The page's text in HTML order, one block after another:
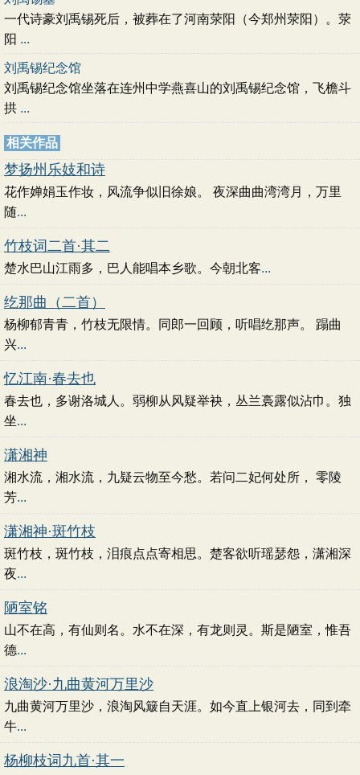
一代诗豪刘禹锡死后，被葬在了河南荥阳（今郑州荥阳）。荥
阳 ...
刘禹锡纪念馆
刘禹锡纪念馆坐落在连州中学燕喜山的刘禹锡纪念馆，飞檐斗
拱 ...
相关作品
梦扬州乐妓和诗
花作婵娟玉作妆，风流争似旧徐娘。 夜深曲曲湾湾月，万里
随...
竹枝词二首·其二
楚水巴山江雨多，巴人能唱本乡歌。今朝北客...
纥那曲（二首）
杨柳郁青青，竹枝无限情。同郎一回顾，听唱纥那声。 蹋曲
兴...
忆江南·春去也
春去也，多谢洛城人。弱柳从风疑举袂，丛兰裛露似沾巾。独
坐...
潇湘神
湘水流，湘水流，九疑云物至今愁。若问二妃何处所， 零陵
芳...
潇湘神·斑竹枝
斑竹枝，斑竹枝，泪痕点点寄相思。楚客欲听瑶瑟怨，潇湘深
夜...
陋室铭
山不在高，有仙则名。水不在深，有龙则灵。斯是陋室，惟吾
德...
浪淘沙·九曲黄河万里沙
九曲黄河万里沙，浪淘风簸自天涯。如今直上银河去，同到牵
牛...
杨柳枝词九首·其一